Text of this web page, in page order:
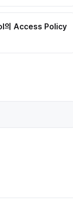
의 Access Policy